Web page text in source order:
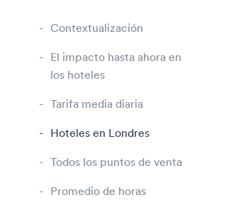
Contextualización
El impacto hasta ahora en
los hoteles
Tarifa media diaria
Hoteles en Londres
Todos los puntos de venta
Promedio de horas